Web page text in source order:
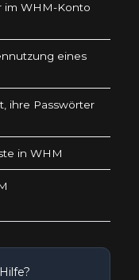
im WHM-Konto
eines
ihre Passwörter
in WHM